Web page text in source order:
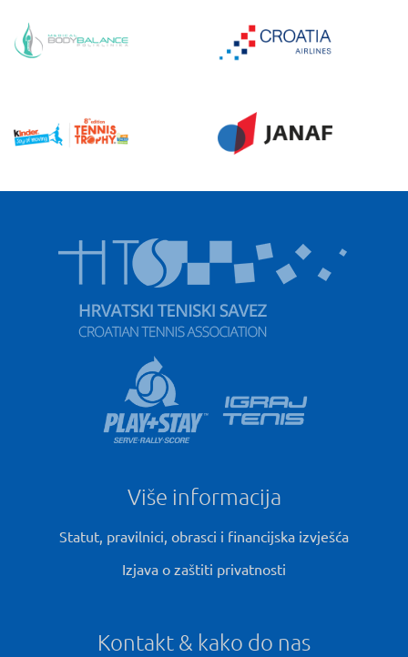
Više informacija
Statut, pravilnici, obrasci i financijska izvješća
Izjava o zaštiti privatnosti
Kontakt & kako do nas